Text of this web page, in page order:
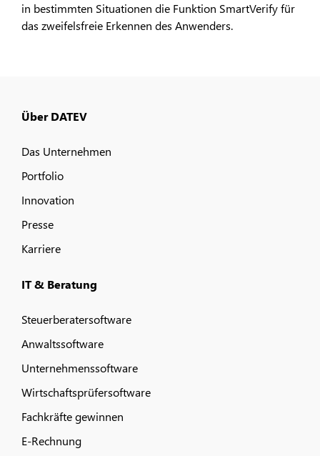
in bestimmten Situationen die Funktion SmartVerify für
das zweifelsfreie Erkennen des Anwenders.
Über DATEV
Das Unternehmen
Portfolio
Innovation
Presse
Karriere
IT & Beratung
Steuerberatersoftware
Anwaltssoftware
Unternehmenssoftware
Wirtschaftsprüfersoftware
Fachkräfte gewinnen
E-Rechnung